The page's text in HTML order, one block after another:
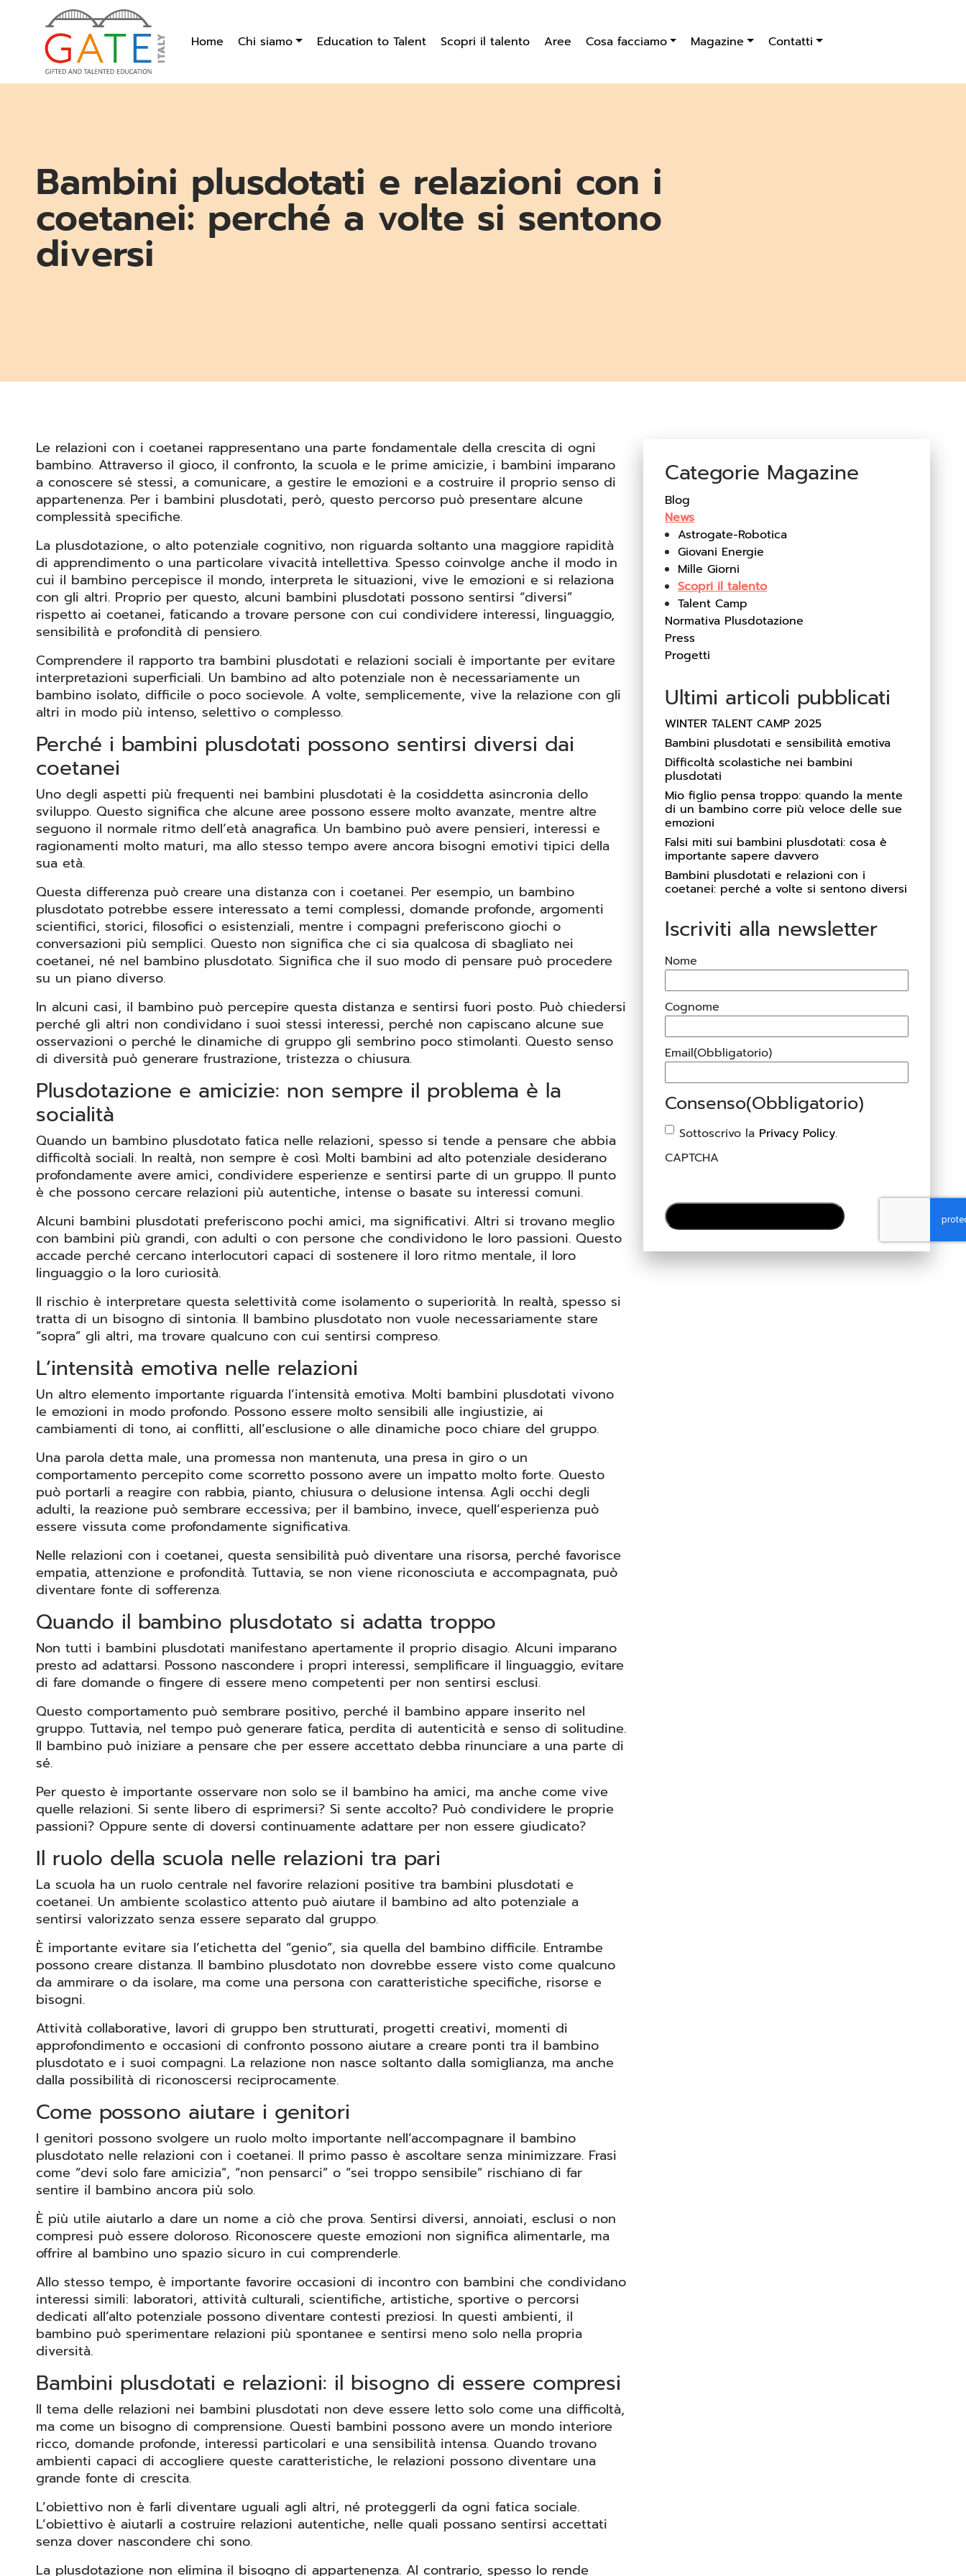
Home Chi siamo Education to Talent Scopri il talento Aree Cosa facciamo Magazine Contatti
Bambini plusdotati e relazioni con i
coetanei: perché a volte si sentono
diversi
Le relazioni con i coetanei rappresentano una parte fondamentale della crescita di ogni
bambino. Attraverso il gioco, il confronto, la scuola e le prime amicizie, i bambini imparano
a conoscere sé stessi, a comunicare, a gestire le emozioni e a costruire il proprio senso di
appartenenza. Per i bambini plusdotati, però, questo percorso può presentare alcune
complessità specifiche.
La plusdotazione, o alto potenziale cognitivo, non riguarda soltanto una maggiore rapidità
di apprendimento o una particolare vivacità intellettiva. Spesso coinvolge anche il modo in
cui il bambino percepisce il mondo, interpreta le situazioni, vive le emozioni e si relaziona
con gli altri. Proprio per questo, alcuni bambini plusdotati possono sentirsi “diversi”
rispetto ai coetanei, faticando a trovare persone con cui condividere interessi, linguaggio,
sensibilità e profondità di pensiero.
Comprendere il rapporto tra bambini plusdotati e relazioni sociali è importante per evitare
interpretazioni superficiali. Un bambino ad alto potenziale non è necessariamente un
bambino isolato, difficile o poco socievole. A volte, semplicemente, vive la relazione con gli
altri in modo più intenso, selettivo o complesso.
Perché i bambini plusdotati possono sentirsi diversi dai
coetanei
Uno degli aspetti più frequenti nei bambini plusdotati è la cosiddetta asincronia dello
sviluppo. Questo significa che alcune aree possono essere molto avanzate, mentre altre
seguono il normale ritmo dell’età anagrafica. Un bambino può avere pensieri, interessi e
ragionamenti molto maturi, ma allo stesso tempo avere ancora bisogni emotivi tipici della
sua età.
Questa differenza può creare una distanza con i coetanei. Per esempio, un bambino
plusdotato potrebbe essere interessato a temi complessi, domande profonde, argomenti
scientifici, storici, filosofici o esistenziali, mentre i compagni preferiscono giochi o
conversazioni più semplici. Questo non significa che ci sia qualcosa di sbagliato nei
coetanei, né nel bambino plusdotato. Significa che il suo modo di pensare può procedere
su un piano diverso.
In alcuni casi, il bambino può percepire questa distanza e sentirsi fuori posto. Può chiedersi
perché gli altri non condividano i suoi stessi interessi, perché non capiscano alcune sue
osservazioni o perché le dinamiche di gruppo gli sembrino poco stimolanti. Questo senso
di diversità può generare frustrazione, tristezza o chiusura.
Plusdotazione e amicizie: non sempre il problema è la
socialità
Quando un bambino plusdotato fatica nelle relazioni, spesso si tende a pensare che abbia
difficoltà sociali. In realtà, non sempre è così. Molti bambini ad alto potenziale desiderano
profondamente avere amici, condividere esperienze e sentirsi parte di un gruppo. Il punto
è che possono cercare relazioni più autentiche, intense o basate su interessi comuni.
Alcuni bambini plusdotati preferiscono pochi amici, ma significativi. Altri si trovano meglio
con bambini più grandi, con adulti o con persone che condividono le loro passioni. Questo
accade perché cercano interlocutori capaci di sostenere il loro ritmo mentale, il loro
linguaggio o la loro curiosità.
Il rischio è interpretare questa selettività come isolamento o superiorità. In realtà, spesso si
tratta di un bisogno di sintonia. Il bambino plusdotato non vuole necessariamente stare
“sopra” gli altri, ma trovare qualcuno con cui sentirsi compreso.
L’intensità emotiva nelle relazioni
Un altro elemento importante riguarda l’intensità emotiva. Molti bambini plusdotati vivono
le emozioni in modo profondo. Possono essere molto sensibili alle ingiustizie, ai
cambiamenti di tono, ai conflitti, all’esclusione o alle dinamiche poco chiare del gruppo.
Una parola detta male, una promessa non mantenuta, una presa in giro o un
comportamento percepito come scorretto possono avere un impatto molto forte. Questo
può portarli a reagire con rabbia, pianto, chiusura o delusione intensa. Agli occhi degli
adulti, la reazione può sembrare eccessiva; per il bambino, invece, quell’esperienza può
essere vissuta come profondamente significativa.
Nelle relazioni con i coetanei, questa sensibilità può diventare una risorsa, perché favorisce
empatia, attenzione e profondità. Tuttavia, se non viene riconosciuta e accompagnata, può
diventare fonte di sofferenza.
Quando il bambino plusdotato si adatta troppo
Non tutti i bambini plusdotati manifestano apertamente il proprio disagio. Alcuni imparano
presto ad adattarsi. Possono nascondere i propri interessi, semplificare il linguaggio, evitare
di fare domande o fingere di essere meno competenti per non sentirsi esclusi.
Questo comportamento può sembrare positivo, perché il bambino appare inserito nel
gruppo. Tuttavia, nel tempo può generare fatica, perdita di autenticità e senso di solitudine.
Il bambino può iniziare a pensare che per essere accettato debba rinunciare a una parte di
sé.
Per questo è importante osservare non solo se il bambino ha amici, ma anche come vive
quelle relazioni. Si sente libero di esprimersi? Si sente accolto? Può condividere le proprie
passioni? Oppure sente di doversi continuamente adattare per non essere giudicato?
Il ruolo della scuola nelle relazioni tra pari
La scuola ha un ruolo centrale nel favorire relazioni positive tra bambini plusdotati e
coetanei. Un ambiente scolastico attento può aiutare il bambino ad alto potenziale a
sentirsi valorizzato senza essere separato dal gruppo.
È importante evitare sia l’etichetta del “genio”, sia quella del bambino difficile. Entrambe
possono creare distanza. Il bambino plusdotato non dovrebbe essere visto come qualcuno
da ammirare o da isolare, ma come una persona con caratteristiche specifiche, risorse e
bisogni.
Attività collaborative, lavori di gruppo ben strutturati, progetti creativi, momenti di
approfondimento e occasioni di confronto possono aiutare a creare ponti tra il bambino
plusdotato e i suoi compagni. La relazione non nasce soltanto dalla somiglianza, ma anche
dalla possibilità di riconoscersi reciprocamente.
Come possono aiutare i genitori
I genitori possono svolgere un ruolo molto importante nell’accompagnare il bambino
plusdotato nelle relazioni con i coetanei. Il primo passo è ascoltare senza minimizzare. Frasi
come “devi solo fare amicizia”, “non pensarci” o “sei troppo sensibile” rischiano di far
sentire il bambino ancora più solo.
È più utile aiutarlo a dare un nome a ciò che prova. Sentirsi diversi, annoiati, esclusi o non
compresi può essere doloroso. Riconoscere queste emozioni non significa alimentarle, ma
offrire al bambino uno spazio sicuro in cui comprenderle.
Allo stesso tempo, è importante favorire occasioni di incontro con bambini che condividano
interessi simili: laboratori, attività culturali, scientifiche, artistiche, sportive o percorsi
dedicati all’alto potenziale possono diventare contesti preziosi. In questi ambienti, il
bambino può sperimentare relazioni più spontanee e sentirsi meno solo nella propria
diversità.
Bambini plusdotati e relazioni: il bisogno di essere compresi
Il tema delle relazioni nei bambini plusdotati non deve essere letto solo come una difficoltà,
ma come un bisogno di comprensione. Questi bambini possono avere un mondo interiore
ricco, domande profonde, interessi particolari e una sensibilità intensa. Quando trovano
ambienti capaci di accogliere queste caratteristiche, le relazioni possono diventare una
grande fonte di crescita.
L’obiettivo non è farli diventare uguali agli altri, né proteggerli da ogni fatica sociale.
L’obiettivo è aiutarli a costruire relazioni autentiche, nelle quali possano sentirsi accettati
senza dover nascondere chi sono.
La plusdotazione non elimina il bisogno di appartenenza. Al contrario, spesso lo rende
Categorie Magazine
Blog
News
Astrogate-Robotica
Giovani Energie
Mille Giorni
Scopri il talento
Talent Camp
Normativa Plusdotazione
Press
Progetti
Ultimi articoli pubblicati
WINTER TALENT CAMP 2025
Bambini plusdotati e sensibilità emotiva
Difficoltà scolastiche nei bambini
plusdotati
Mio figlio pensa troppo: quando la mente
di un bambino corre più veloce delle sue
emozioni
Falsi miti sui bambini plusdotati: cosa è
importante sapere davvero
Bambini plusdotati e relazioni con i
coetanei: perché a volte si sentono diversi
Iscriviti alla newsletter
Nome
Cognome
Email(Obbligatorio)
Consenso(Obbligatorio)
Sottoscrivo la Privacy Policy.
CAPTCHA